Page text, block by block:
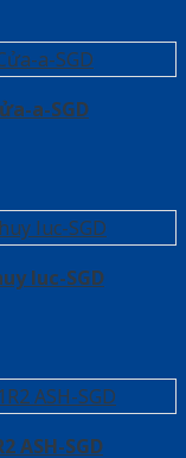
a-SGD
luc-SGD
ASH-SGD